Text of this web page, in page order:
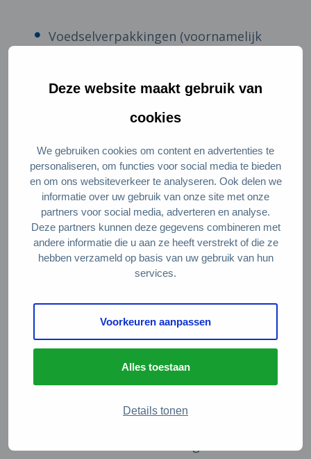
Deze website maakt gebruik van
cookies
We gebruiken cookies om content en advertenties te
personaliseren, om functies voor social media te bieden
en om ons websiteverkeer te analyseren. Ook delen we
informatie over uw gebruik van onze site met onze
partners voor social media, adverteren en analyse.
Deze partners kunnen deze gegevens combineren met
andere informatie die u aan ze heeft verstrekt of die ze
hebben verzameld op basis van uw gebruik van hun
services.
Voorkeuren aanpassen
Alles toestaan
Details tonen
Voedselverpakkingen (voornamelijk
‘Single use plastic’ (bv. plastic flesjes)
In elke categorie bleek een andere aanpak
nodig. Zo verkopen supermarkten geen
vlees zonder plasticverpakking. Om dit op
te lossen moet je dus verder kijken tot
waar het vlees verpakt wordt: bij de
Proof of concept